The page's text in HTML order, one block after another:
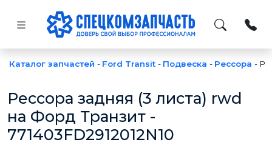
Каталог запчастей - Ford Transit - Подвеска - Рессора -
Рессора задняя (3 листа) rwd
на Форд Транзит -
771403FD2912012N10